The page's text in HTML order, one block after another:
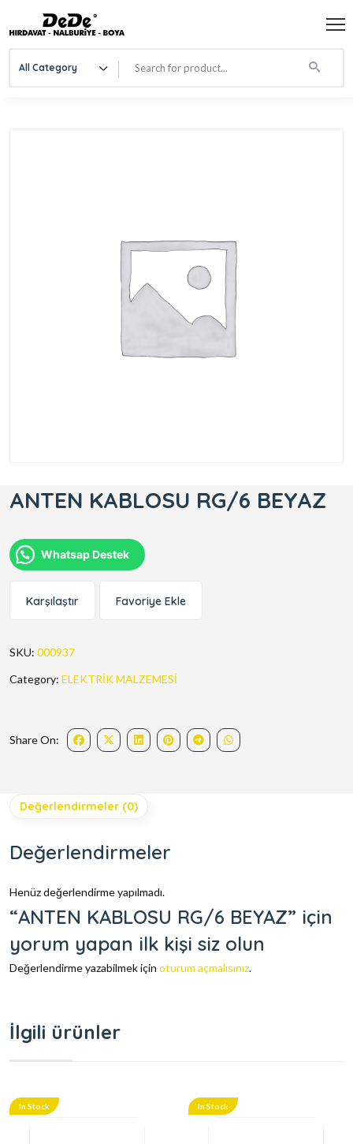
All Category
ANTEN KABLOSU RG/6 BEYAZ
Whatsap Destek
Karşılaştır Favoriye Ekle
SKU: 000937
Category: ELEKTRİK MALZEMESİ
Share On:
Değerlendirmeler (0)
Değerlendirmeler
Henüz değerlendirme yapılmadı.
“ANTEN KABLOSU RG/6 BEYAZ” için
yorum yapan ilk kişi siz olun
Değerlendirme yazabilmek için oturum açmalısınız.
İlgili ürünler
In Stock In Stock